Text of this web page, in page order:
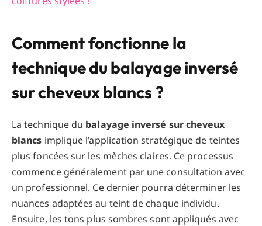
Comment fonctionne la
technique du balayage inversé
sur cheveux blancs ?
La technique du balayage inversé sur cheveux
blancs implique l’application stratégique de teintes
plus foncées sur les mèches claires. Ce processus
commence généralement par une consultation avec
un professionnel. Ce dernier pourra déterminer les
nuances adaptées au teint de chaque individu.
Ensuite, les tons plus sombres sont appliqués avec